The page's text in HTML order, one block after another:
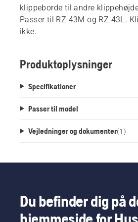
klippeborde til andre
Passer til RZ 43M og RZ 43L.
ikke.
Produktoplysninger
Specifikationer
Passer til model
Vejledninger og dokumenter(1 )
Du befinder dig på